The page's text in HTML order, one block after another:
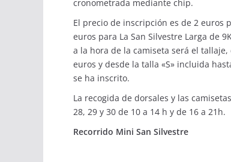
cronometrada mediante chip.
El precio de inscripción es de 2 euros
euros para La San Silvestre Larga de
a la hora de la camiseta será el
euros y desde la talla «S» incluida
se ha inscrito.
La recogida de dorsales y las
28, 29 y 30 de 10 a 14 h y de 16 a 21h.
Recorrido Mini San Silvestre